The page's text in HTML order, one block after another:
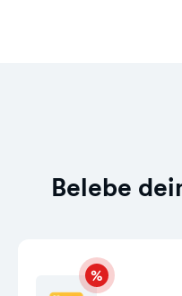
Belebe